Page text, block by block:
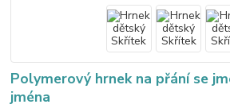
Polymerový hrnek na přání se
jména